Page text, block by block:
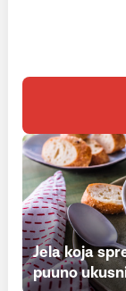
Jela koja
puuno